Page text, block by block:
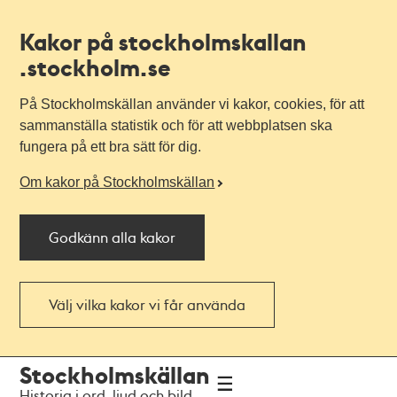
Kakor på stockholmskallan
.stockholm.se
På Stockholmskällan använder vi kakor, cookies, för att
sammanställa statistik och för att webbplatsen ska
fungera på ett bra sätt för dig.
Om kakor på Stockholmskällan
Godkänn alla kakor
Välj vilka kakor vi får använda
navigationen
huvudinnehållet
Stockholmskällan